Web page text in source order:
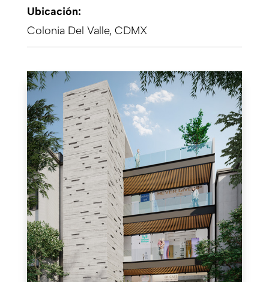
Ubicación:
Colonia Del Valle, CDMX